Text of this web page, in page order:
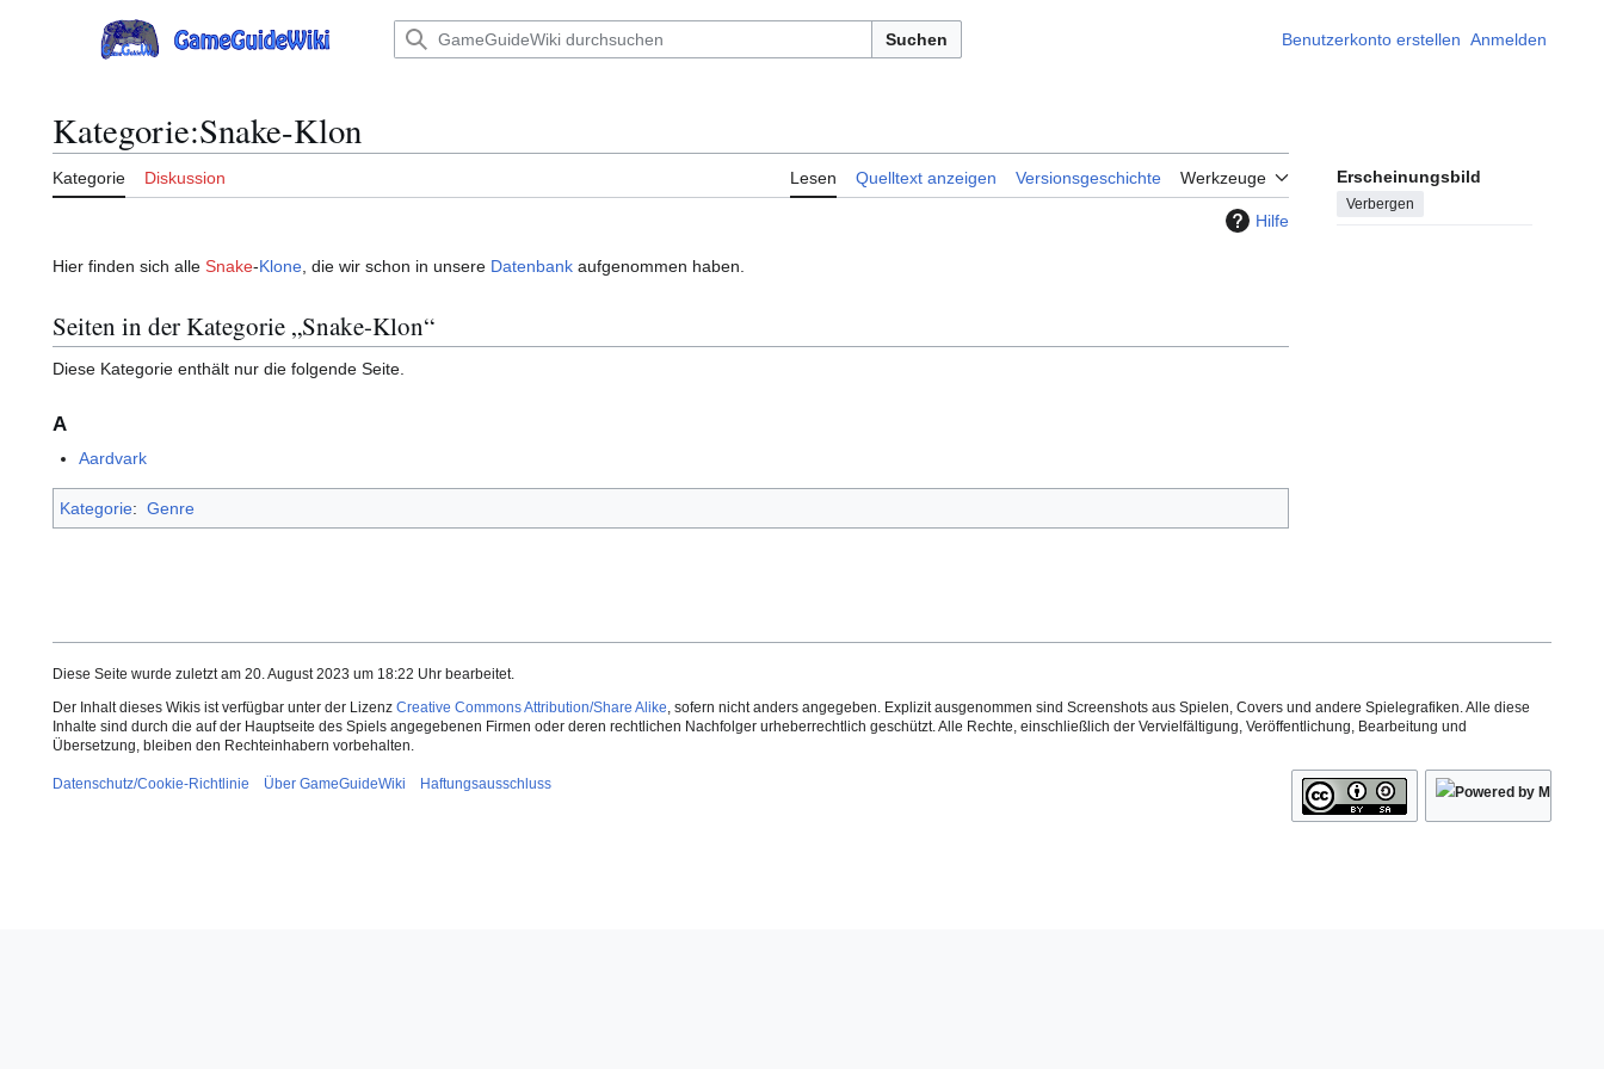
Hauptmenü Suchen Benutzerkonto erstellen Anmelden
Kategorie:Snake-Klon
Kategorie Diskussion Lesen Quelltext anzeigen Versionsgeschichte Werkzeuge Erscheinungsbild
Verbergen
Hilfe
Hier finden sich alle Snake-Klone , die wir schon in unsere Datenbank aufgenommen haben.
Seiten in der Kategorie „Snake-Klon“
Diese Kategorie enthält nur die folgende Seite.
A
Aardvark
Kategorie: Genre
Diese Seite wurde zuletzt am 20. August 2023 um 18:22 Uhr bearbeitet.
Der Inhalt dieses Wikis ist verfügbar unter der Lizenz Creative Commons Attribution/Share Alike, sofern nicht anders angegeben. Explizit ausgenommen sind Screenshots aus Spielen, Covers und andere Spielegrafiken. Alle diese
Inhalte sind durch die auf der Hauptseite des Spiels angegebenen Firmen oder deren rechtlichen Nachfolger urheberrechtlich geschützt. Alle Rechte, einschließlich der Vervielfältigung, Veröffentlichung, Bearbeitung und
Übersetzung, bleiben den Rechteinhabern vorbehalten.
Datenschutz/Cookie-Richtlinie Über GameGuideWiki Haftungsausschluss